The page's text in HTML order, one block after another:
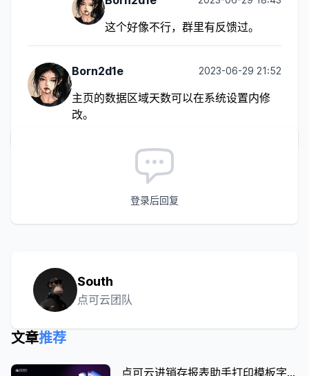
这个好像不行，群里有反馈过。
Born2d1e 2023-06-29 21:52
主页的数据区域天数可以在系统设置内修
改。
登录后回复
South
点可云团队
文章推荐
点可云进销存报表助手打印模板字段